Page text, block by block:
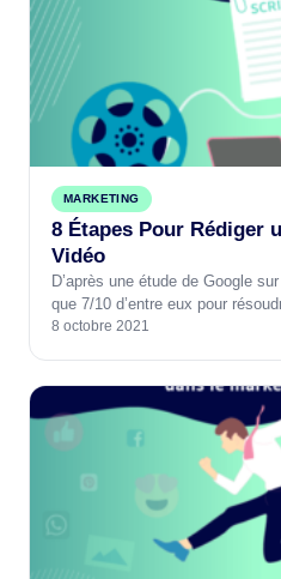
MARKETING
8 Étapes Pour Rédiger
Vidéo
D’après une étude de Google
que 7/10 d’entre eux pour
8 octobre 2021